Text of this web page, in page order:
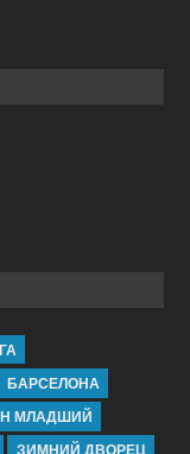
БАРСЕЛОНА
МЛАДШИЙ
ЗИМНИЙ ДВОРЕЦ